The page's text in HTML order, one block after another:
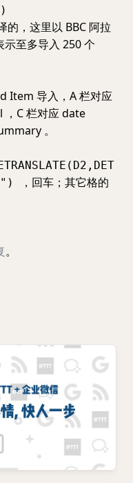
的，这里以 BBC 阿拉
示至多导入 250 个
Item 导入，A 栏对应
C 栏对应 date
。
，回车；其它格的
。